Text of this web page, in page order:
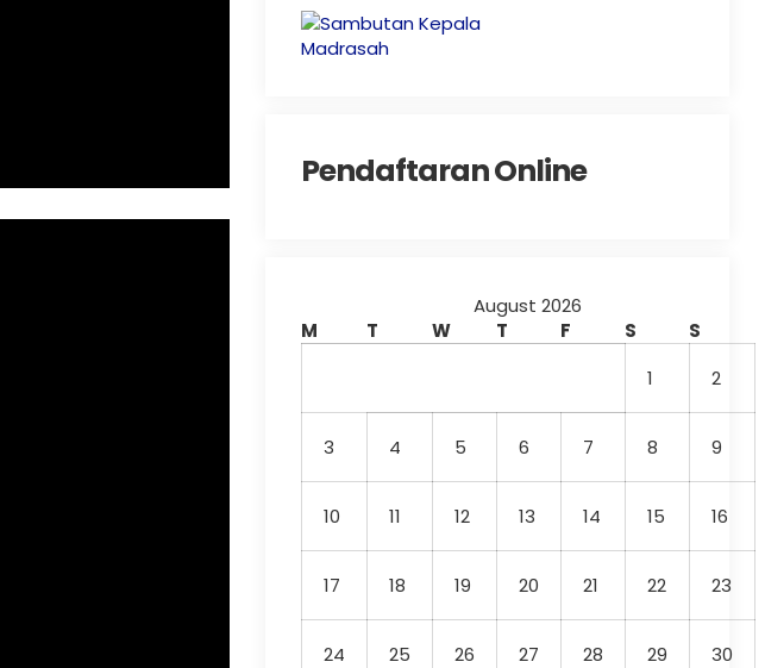
Pendaftaran Online
August 2026
M
T W T F S
S
1
2
3 4 5 6 7 8 9
10 11 12 13 14 15 16
17 18 19 20 21 22 23
24 25 26 27 28 29 30